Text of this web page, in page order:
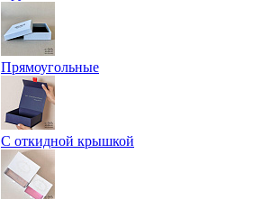
Прямоугольные
С откидной крышкой